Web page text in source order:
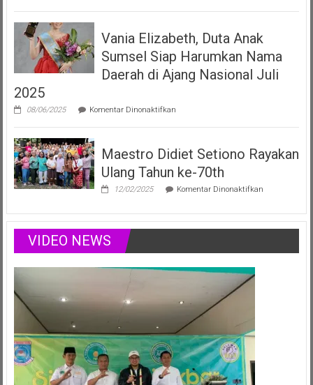
Elizabeth
Duta
Sumsel
Menginspirasi
Modelling
Positif
Vania Elizabeth, Duta Anak
Sumsel Siap Harumkan Nama
Daerah di Ajang Nasional Juli
2025
08/06/2025 Komentar Dinonaktifkanpada
Elizabeth,
Anak
Siap
Harumkan
Ajang
Juli
Maestro Didiet Setiono Rayakan
Ulang Tahun ke-70th
12/02/2025 Komentar Dinonaktifkanpada
Setiono
Rayakan
Tahun
VIDEO NEWS